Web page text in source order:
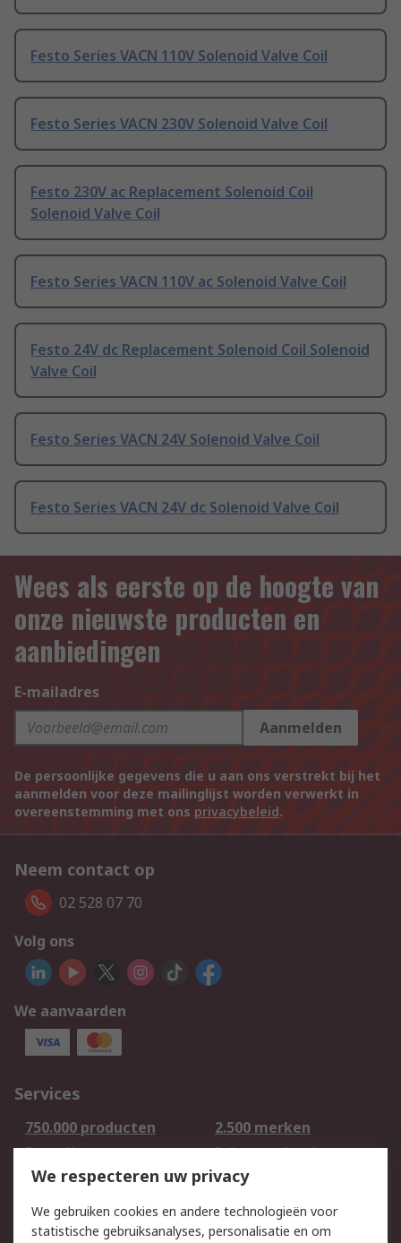
Festo Series VACN 110V Solenoid Valve Coil
Festo Series VACN 230V Solenoid Valve Coil
Festo 230V ac Replacement Solenoid Coil
Solenoid Valve Coil
Festo Series VACN 110V ac Solenoid Valve Coil
Festo 24V dc Replacement Solenoid Coil Solenoid
Valve Coil
Festo Series VACN 24V Solenoid Valve Coil
Festo Series VACN 24V dc Solenoid Valve Coil
Wees als eerste op de hoogte van
onze nieuwste producten en
aanbiedingen
E-mailadres
Aanmelden
De persoonlijke gegevens die u aan ons verstrekt bij het
aanmelden voor deze mailinglijst worden verwerkt in
overeenstemming met ons privacybeleid.
Neem contact op
02 528 07 70
Volg ons
We aanvaarden
Services
750.000 producten
2.500 merken
Bestellen
Inkoopoplossingen
Retouren
Technisch advies
Track & Trace
We respecteren uw privacy
We gebruiken cookies en andere technologieën voor
statistische gebruiksanalyses, personalisatie en om